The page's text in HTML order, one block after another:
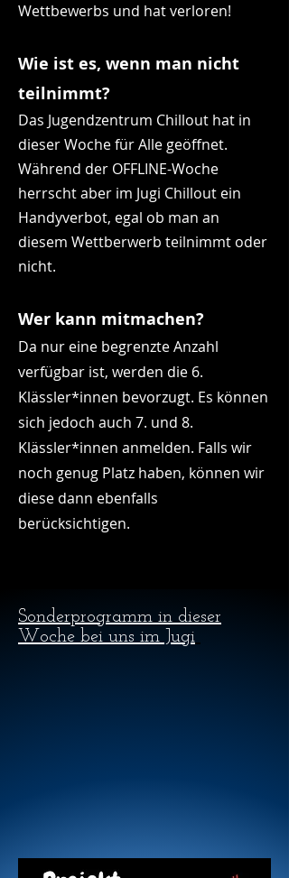
Wettbewerbs und hat verloren!
Wie ist es, wenn man nicht
teilnimmt?
Das Jugendzentrum Chillout hat in
dieser Woche für Alle geöffnet.
Während der OFFLINE-Woche
herrscht aber im Jugi Chillout ein
Handyverbot, egal ob man an
diesem Wettberwerb teilnimmt oder
nicht.
Wer kann mitmachen?
Da nur eine begrenzte Anzahl
verfügbar ist, werden die 6.
Klässler*innen bevorzugt. Es können
sich jedoch auch 7. und 8.
Klässler*innen anmelden. Falls wir
noch genug Platz haben, können wir
diese dann ebenfalls
berücksichtigen.
Sonderprogramm in dieser
Woche bei uns im Jugi